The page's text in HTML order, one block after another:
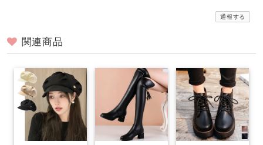
通報する
関連商品